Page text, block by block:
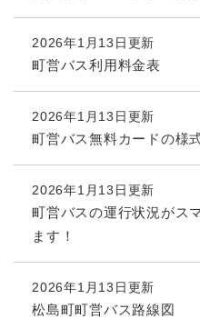
2026年1月13日更新
町営バス利用料金表
2026年1月13日更新
町営バス無料カードの様
2026年1月13日更新
町営バスの運行状況がス
ます！
2026年1月13日更新
松島町町営バス路線図